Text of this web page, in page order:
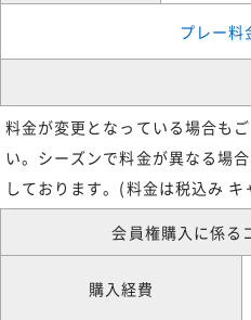
プレー料
料金が変更となっている場合も
い。シーズンで料金が異なる場
しております。(料金は税込み
会員権購入に係る
購入経費